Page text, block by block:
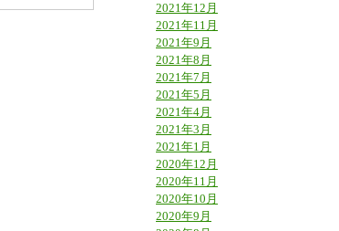
2021年12月
2021年11月
2021年9月
2021年8月
2021年7月
2021年5月
2021年4月
2021年3月
2021年1月
2020年12月
2020年11月
2020年10月
2020年9月